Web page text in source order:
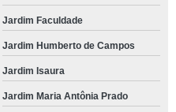
Jardim Faculdade
Jardim Humberto de Campos
Jardim Isaura
Jardim Maria Antônia Prado